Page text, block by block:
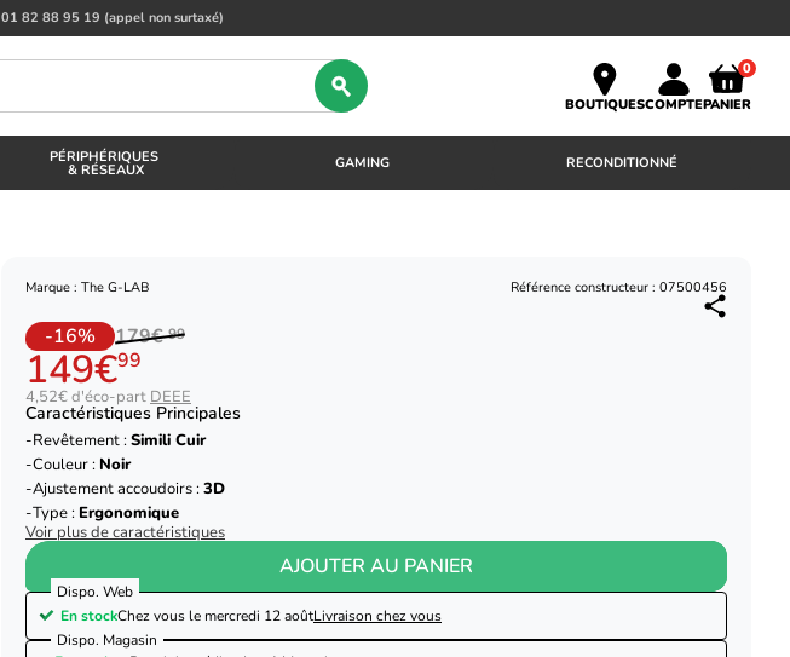
01 82 88 95 19 (appel non surtaxé)
BOUTIQUESCOMPTE
0
PANIER
PÉRIPHÉRIQUES
& RÉSEAUX GAMING RECONDITIONNÉ
Marque : The G-LAB Référence constructeur : 07500456
-16% 179€ 99
149€99
4,52€ d'éco-part DEEE
Caractéristiques Principales
Revêtement :Simili Cuir
Couleur : Noir
Ajustement accoudoirs :3D
Type : Ergonomique
Voir plus de caractéristiques
AJOUTER AU PANIER
Dispo. Web
En stockChez vous le mercredi 12 aoûtLivraison chez vous
Dispo. Magasin